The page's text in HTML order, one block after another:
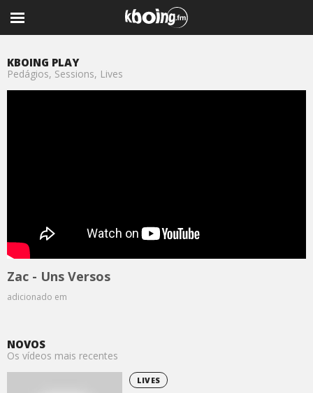
KBOING PLAY
Pedágios, Sessions, Lives
Zac - Uns Versos
adicionado em
NOVOS
Os vídeos mais recentes
LIVES